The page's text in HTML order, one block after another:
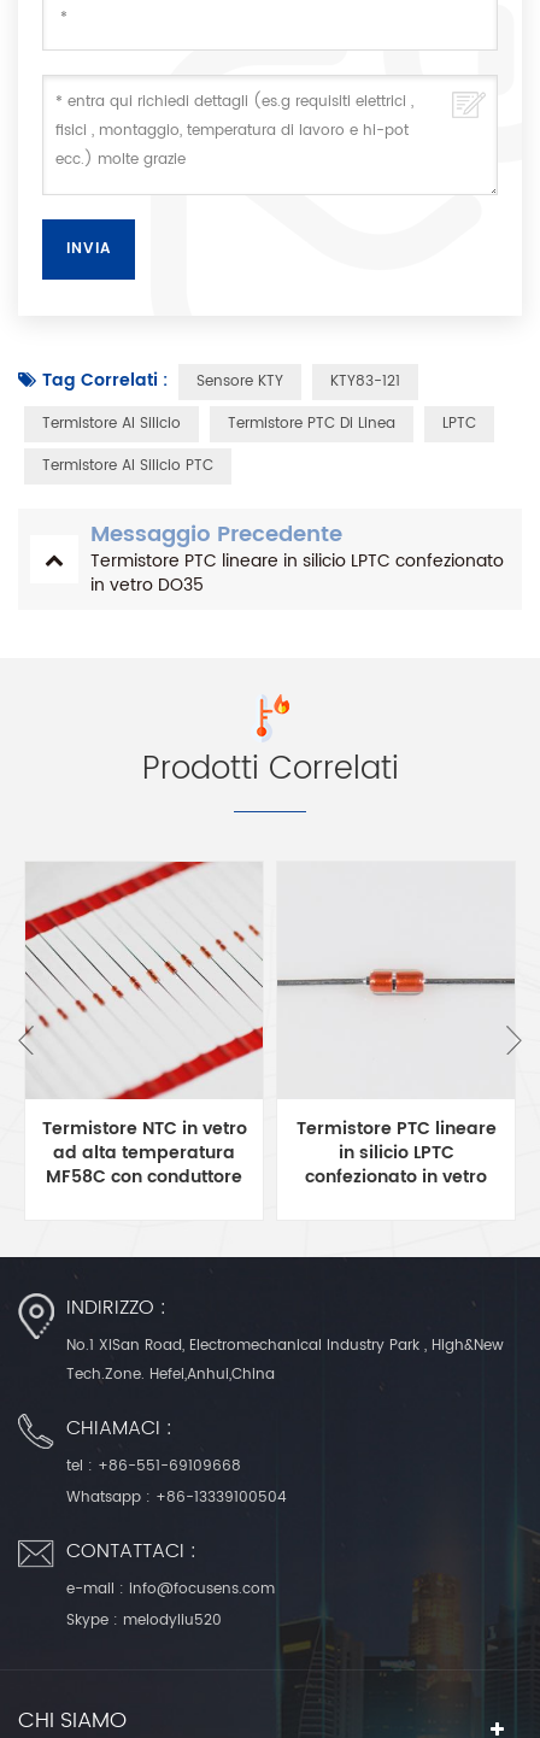
Tag Correlati : Sensore KTY
KTY83-121
Termistore Al Silicio
Termistore PTC Di Linea
LPTC
Termistore Al Silicio PTC
Messaggio Precedente
Termistore PTC lineare in silicio LPTC confezionato
in vetro DO35
Prodotti Correlati
Termistore PTC lineare
in silicio LPTC
confezionato in vetro
Factory Customized
Pt100 Pt1000
Temperature Sensor
INDIRIZZO :
No.1 XiSan Road, Electromechanical Industry Park , High&New
Tech.Zone. Hefei,Anhui,China
CHIAMACI :
tel : +86-551-69109668
Whatsapp : +86-13339100504
CONTATTACI :
e-mail : info@focusens.com
Skype : melodyliu520
CHI SIAMO